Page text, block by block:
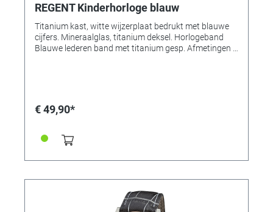
REGENT Kinderhorloge blauw
Titanium kast, witte wijzerplaat bedrukt met blauwe
cijfers. Mineraalglas, titanium deksel. Horlogeband
Blauwe lederen band met titanium gesp. Afmetingen Ø
€ 49,90*